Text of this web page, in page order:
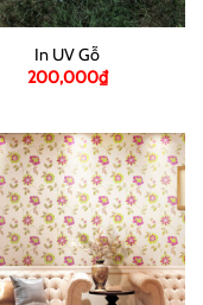
In UV Gỗ
200,000₫